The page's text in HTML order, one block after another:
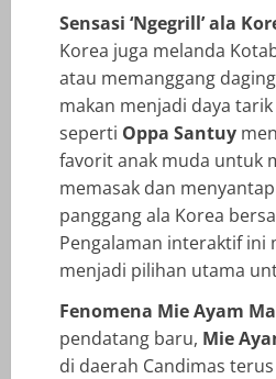
Sensasi ‘Ngegrill’ ala
Korea juga melanda
atau memanggang
makan menjadi daya
seperti Oppa Santuy
favorit anak muda untuk
memasak dan
panggang ala Korea
Pengalaman interaktif ini
menjadi pilihan utama
Fenomena Mie Ayam
pendatang baru, Mie
di daerah Candimas